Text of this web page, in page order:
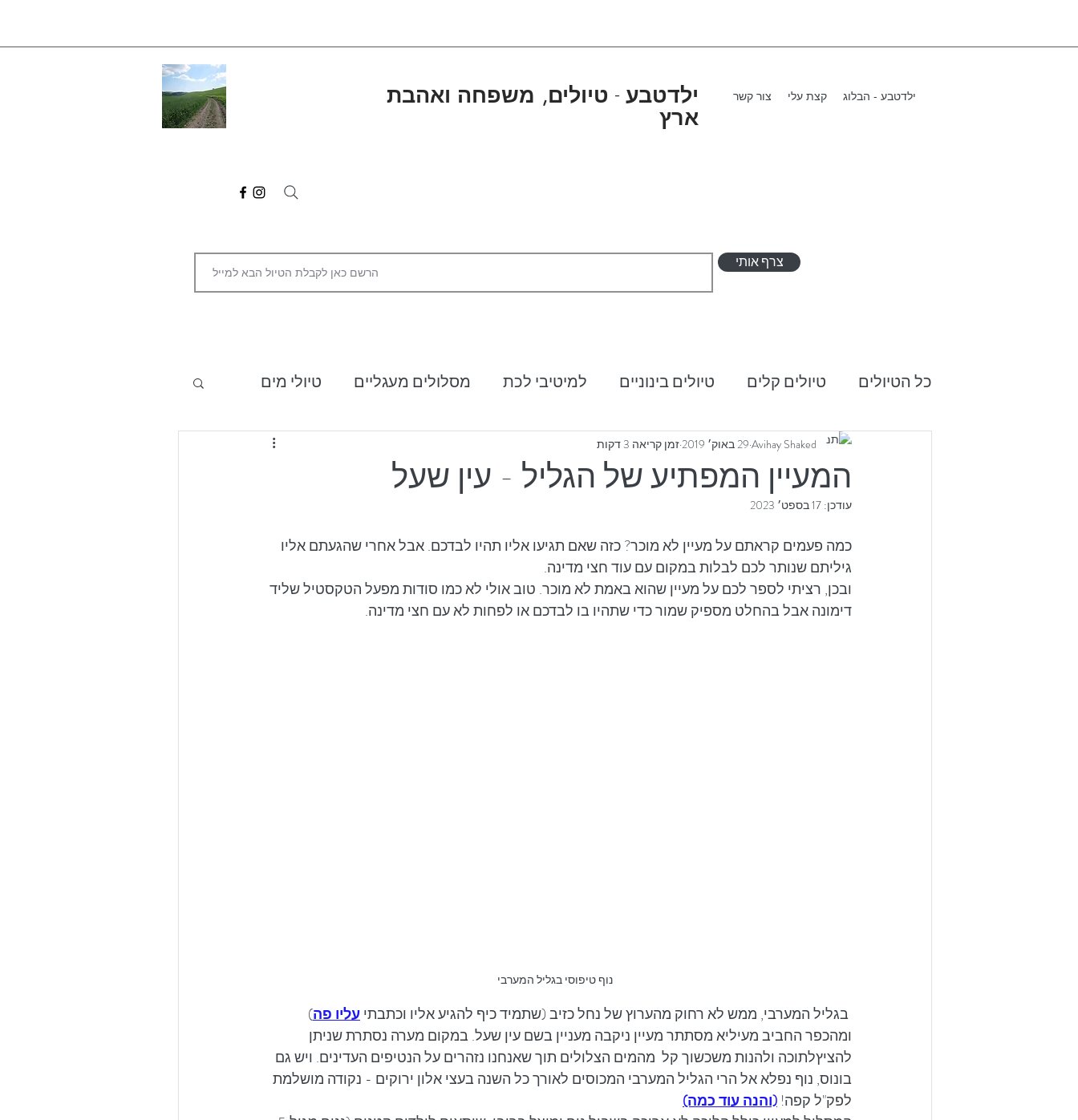
צור קשר קצת עלי ילדטבע - הבלוג ילדטבע - טיולים, משפחה ואהבת
ארץ
צרף אותי
כל הטיולים טיולים קלים טיולים בינוניים למיטיבי לכת מסלולים מעגליים טיולי מים
טיפים צלילה טיולים בדרום כרמל וגליל מערבי
המעיין המפתיע של הגליל - עין שעל
Avihay Shaked 29 באוק׳ 2019 זמן קריאה 3 דקות
עודכן: 17 בספט׳ 2023
כמה פעמים קראתם על מעיין לא מוכר? כזה שאם תגיעו אליו תהיו לבדכם. אבל אחרי שהגעתם אליו
גיליתם שנותר לכם לבלות במקום עם עוד חצי מדינה.
ובכן, רציתי לספר לכם על מעיין שהוא באמת לא מוכר. טוב אולי לא כמו סודות מפעל הטקסטיל שליד
דימונה אבל בהחלט מספיק שמור כדי שתהיו בו לבדכם או לפחות לא עם חצי מדינה.
נוף טיפוסי בגליל המערבי
עליו פה)
ומהכפר החביב מעיליא מסתתר מעיין ניקבה מעניין בשם עין שעל. במקום מערה נסתרת שניתן
להציץלתוכה ולהנות משכשוך קל  מהמים הצלולים תוך שאנחנו נזהרים על הנטיפים העדינים. ויש גם
בונוס, נוף נפלא אל הרי הגליל המערבי המכוסים לאורך כל השנה בעצי אלון ירוקים - נקודה מושלמת
לפק"ל קפה! (והנה עוד כמה)